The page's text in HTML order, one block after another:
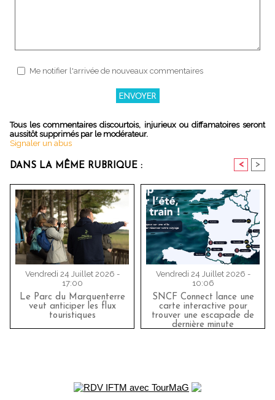
Me notifier l'arrivée de nouveaux commentaires
Tous les commentaires discourtois, injurieux ou diffamatoires seront
aussitôt supprimés par le modérateur.
Signaler un abus
DANS LA MÊME RUBRIQUE : < >
Vendredi 24 Juillet 2026 -
17:00
Le Parc du Marquenterre
veut anticiper les flux
touristiques
Vendredi 24 Juillet 2026 -
10:06
SNCF Connect lance une
carte interactive pour
trouver une escapade de
dernière minute